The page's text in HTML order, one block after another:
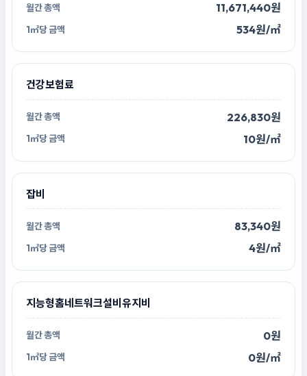
11,671,440원
534원/㎡
건강보험료
226,830원
10원/㎡
잡비
83,340원
4원/㎡
지능형홈네트워크설비유지비
0원
0원/㎡